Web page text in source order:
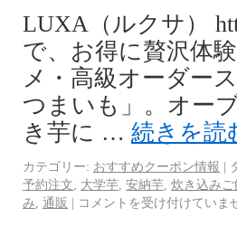
LUXA（ルクサ）
で、お得に贅沢体
メ・高級オーダー
つまいも」。オー
き芋に … 続きを読
カテゴリー: おすすめクーポン情報 |
予約注文
大学芋 安納芋 炊き込みご
み 通販 | コメントを受け付けていま